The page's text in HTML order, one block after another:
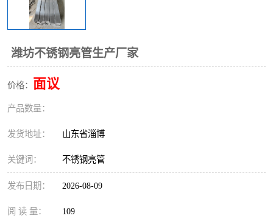
潍坊不锈钢亮管生产厂家
价格： 面议
产品数量：
发货地址： 山东省淄博
关键词： 不锈钢亮管
发布日期： 2026-08-09
阅 读 量： 109